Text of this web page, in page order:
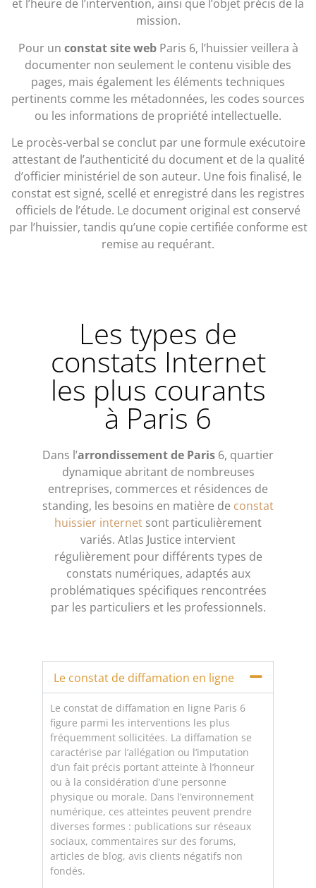
et l’heure de l’intervention, ainsi que l’objet précis de la
mission.
Pour un constat site webParis 6, l’huissier veillera à
documenter non seulement le contenu visible des
pages, mais également les éléments techniques
pertinents comme les métadonnées, les codes sources
ou les informations de propriété intellectuelle.
Le procès-verbal se conclut par une formule exécutoire
attestant de l’authenticité du document et de la qualité
d’officier ministériel de son auteur. Une fois finalisé, le
constat est signé, scellé et enregistré dans les registres
officiels de l’étude. Le document original est conservé
par l’huissier, tandis qu’une copie certifiée conforme est
remise au requérant.
Les types de
constats Internet
les plus courants
à Paris 6
Dans l’arrondissement de Paris 6, quartier
dynamique abritant de nombreuses
entreprises, commerces et résidences de
standing, les besoins en matière de constat
huissier internet sont particulièrement
variés. Atlas Justice intervient
régulièrement pour différents types de
constats numériques, adaptés aux
problématiques spécifiques rencontrées
par les particuliers et les professionnels.
Le constat de diffamation en ligne
Le constat de diffamation en ligne Paris 6
figure parmi les interventions les plus
fréquemment sollicitées. La diffamation se
caractérise par l’allégation ou l’imputation
d’un fait précis portant atteinte à l’honneur
ou à la considération d’une personne
physique ou morale. Dans l’environnement
numérique, ces atteintes peuvent prendre
diverses formes : publications sur réseaux
sociaux, commentaires sur des forums,
articles de blog, avis clients négatifs non
fondés.